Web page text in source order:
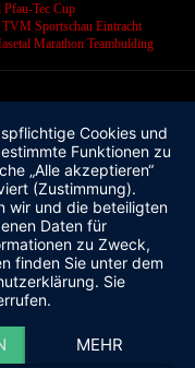
Pfau-Tec Cup
TVM Sportschau Eintracht
Marathon Teambulding
Cookies und
Funktionen zu
„Alle akzeptieren“
(Zustimmung).
wir und die beteiligten
Daten für
zu Zweck,
finden Sie unter dem
Sie
MEHR